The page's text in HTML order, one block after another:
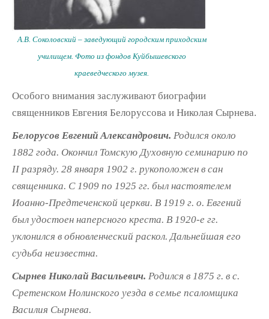
А.В. Соколовский – заведующий городским приходским
училищем. Фото из фондов Куйбышевского
краеведческого музея.
Особого внимания заслуживают биографии
священников Евгения Белоруссова и Николая Сырнева.
Белорусов Евгений Александрович. Родился около
1882 года. Окончил Томскую Духовную семинарию по
II разряду. 28 января 1902 г. рукоположен в сан
священника. С 1909 по 1925 гг. был настоятелем
Иоанно-Предтеченской церкви. В 1919 г. о. Евгений
был удостоен наперсного креста. В 1920-е гг.
уклонился в обновленческий раскол. Дальнейшая его
судьба неизвестна.
Сырнев Николай Васильевич. Родился в 1875 г. в с.
Сретенском Нолинского уезда в семье псаломщика
Василия Сырнева.